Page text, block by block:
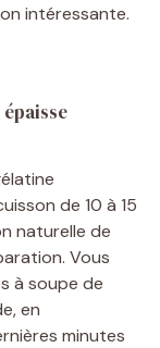
intéressante.
de 10 à 15
naturelle de
Vous
à soupe de
en
minutes